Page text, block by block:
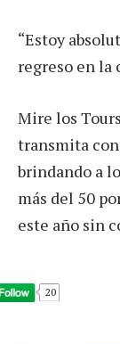
“Estoy
regreso en la
Mire los
transmita
brindando a
más del 50
este año sin
20